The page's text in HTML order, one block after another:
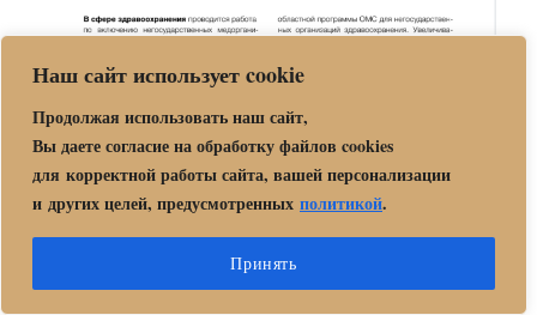
Наш сайт использует cookie
Продолжая использовать наш сайт,
Вы даете согласие на обработку файлов cookies
для корректной работы сайта, вашей персонализации
и других целей, предусмотренных политикой.
Принять